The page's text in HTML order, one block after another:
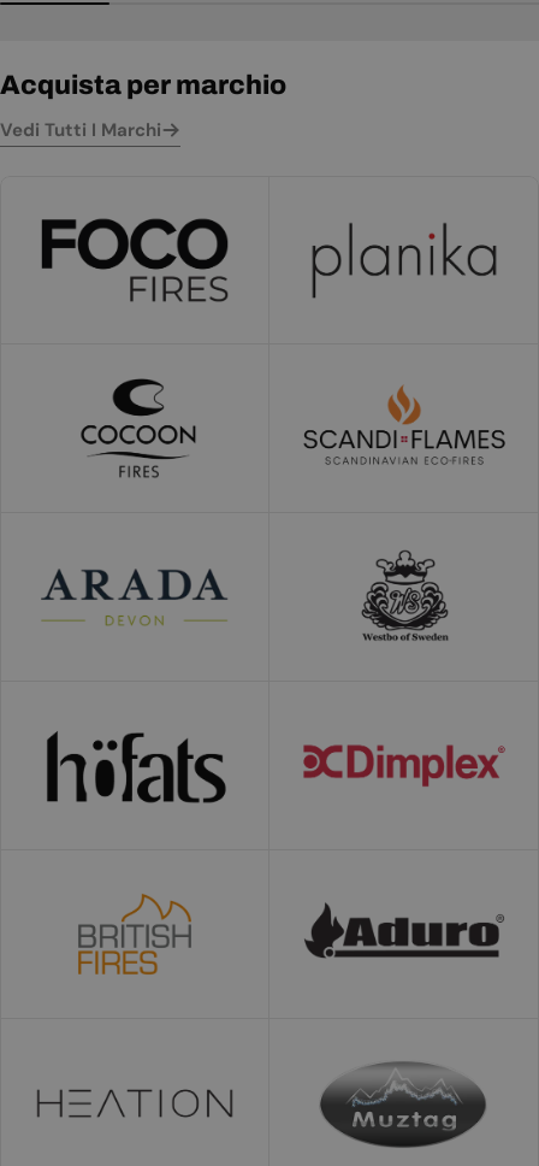
Acquista per marchio
Vedi Tutti I Marchi